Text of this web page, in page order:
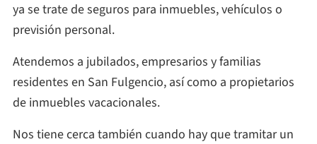
ya se trate de seguros para inmuebles, vehículos o
previsión personal.
Atendemos a jubilados, empresarios y familias
residentes en San Fulgencio, así como a propietarios
de inmuebles vacacionales.
Nos tiene cerca también cuando hay que tramitar un